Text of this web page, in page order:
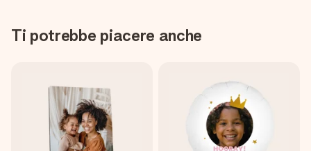
Ti potrebbe piacere anche